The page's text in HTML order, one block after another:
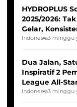
HYDROPLUS
2025/2026:
Gelar,
Indonesia3 minggu
Dua Jalan,
Inspiratif 2
League All-
Seleksi
Indonesia3 minggu